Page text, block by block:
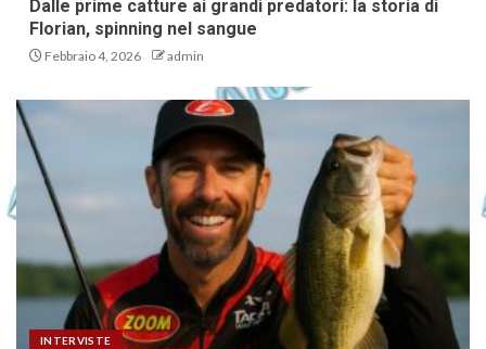
Dalle prime catture ai grandi predatori: la storia di
Florian, spinning nel sangue
Febbraio 4, 2026 admin
INTERVISTE